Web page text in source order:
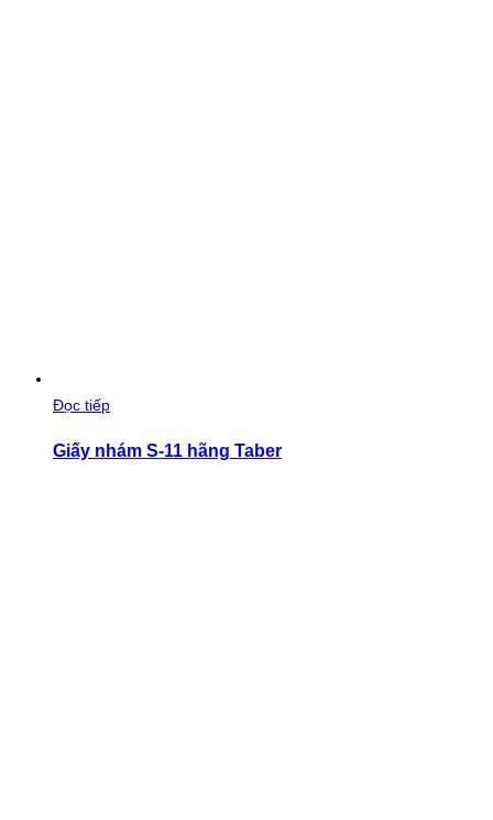
Đọc tiếp
Giấy nhám S-11 hãng Taber